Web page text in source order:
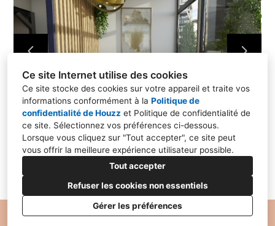
Ce site Internet utilise des cookies
Ce site stocke des cookies sur votre appareil et traite vos
informations conformément à la Politique de
confidentialité de Houzz et Politique de confidentialité de
ce site. Sélectionnez vos préférences ci-dessous.
Lorsque vous cliquez sur "Tout accepter", ce site peut
vous offrir la meilleure expérience utilisateur possible.
Tout accepter
Refuser les cookies non essentiels
Gérer les préférences
CONTACT
Politique de Confidentialité Paramétrage des cookies